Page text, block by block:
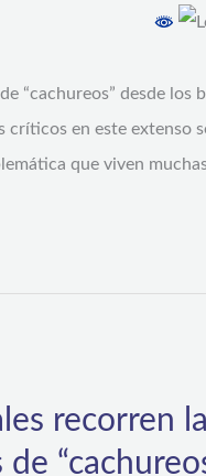
“cachureos” desde
en este extenso
que viven
recorren